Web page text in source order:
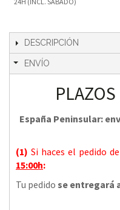
DESCRIPCIÓN
ENVÍO
España Peninsular:
(1)Si haces el pedido de
15:00h:
Tu pedido se entregará